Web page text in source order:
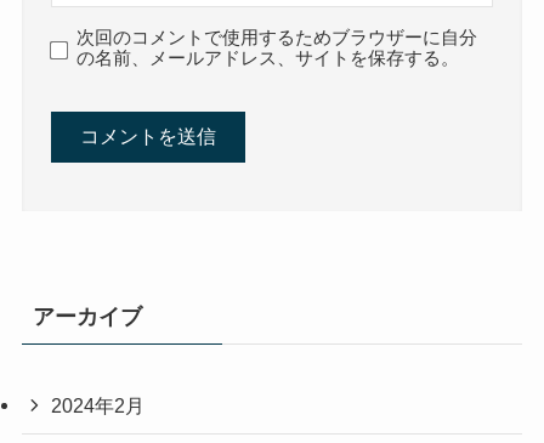
次回のコメントで使用するためブラウザーに自分
の名前、メールアドレス、サイトを保存する。
アーカイブ
2024年2月